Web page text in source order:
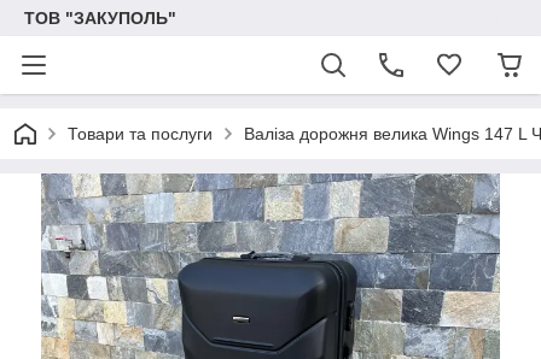
ТОВ "ЗАКУПОЛЬ"
Товари та послуги Валіза дорожня велика Wings 147 L